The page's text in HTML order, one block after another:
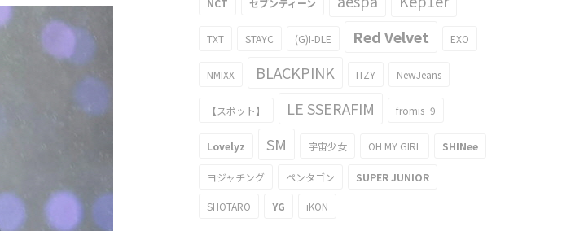
NCT セブンティーン
TXT STAYC (G)I-DLE Red Velvet EXO
NMIXX BLACKPINK ITZY NewJeans
【スポット】 LE SSERAFIM fromis_9
Lovelyz SM 宇宙少女 OH MY GIRL SHINee
ヨジャチング ペンタゴン SUPER JUNIOR
SHOTARO YG iKON